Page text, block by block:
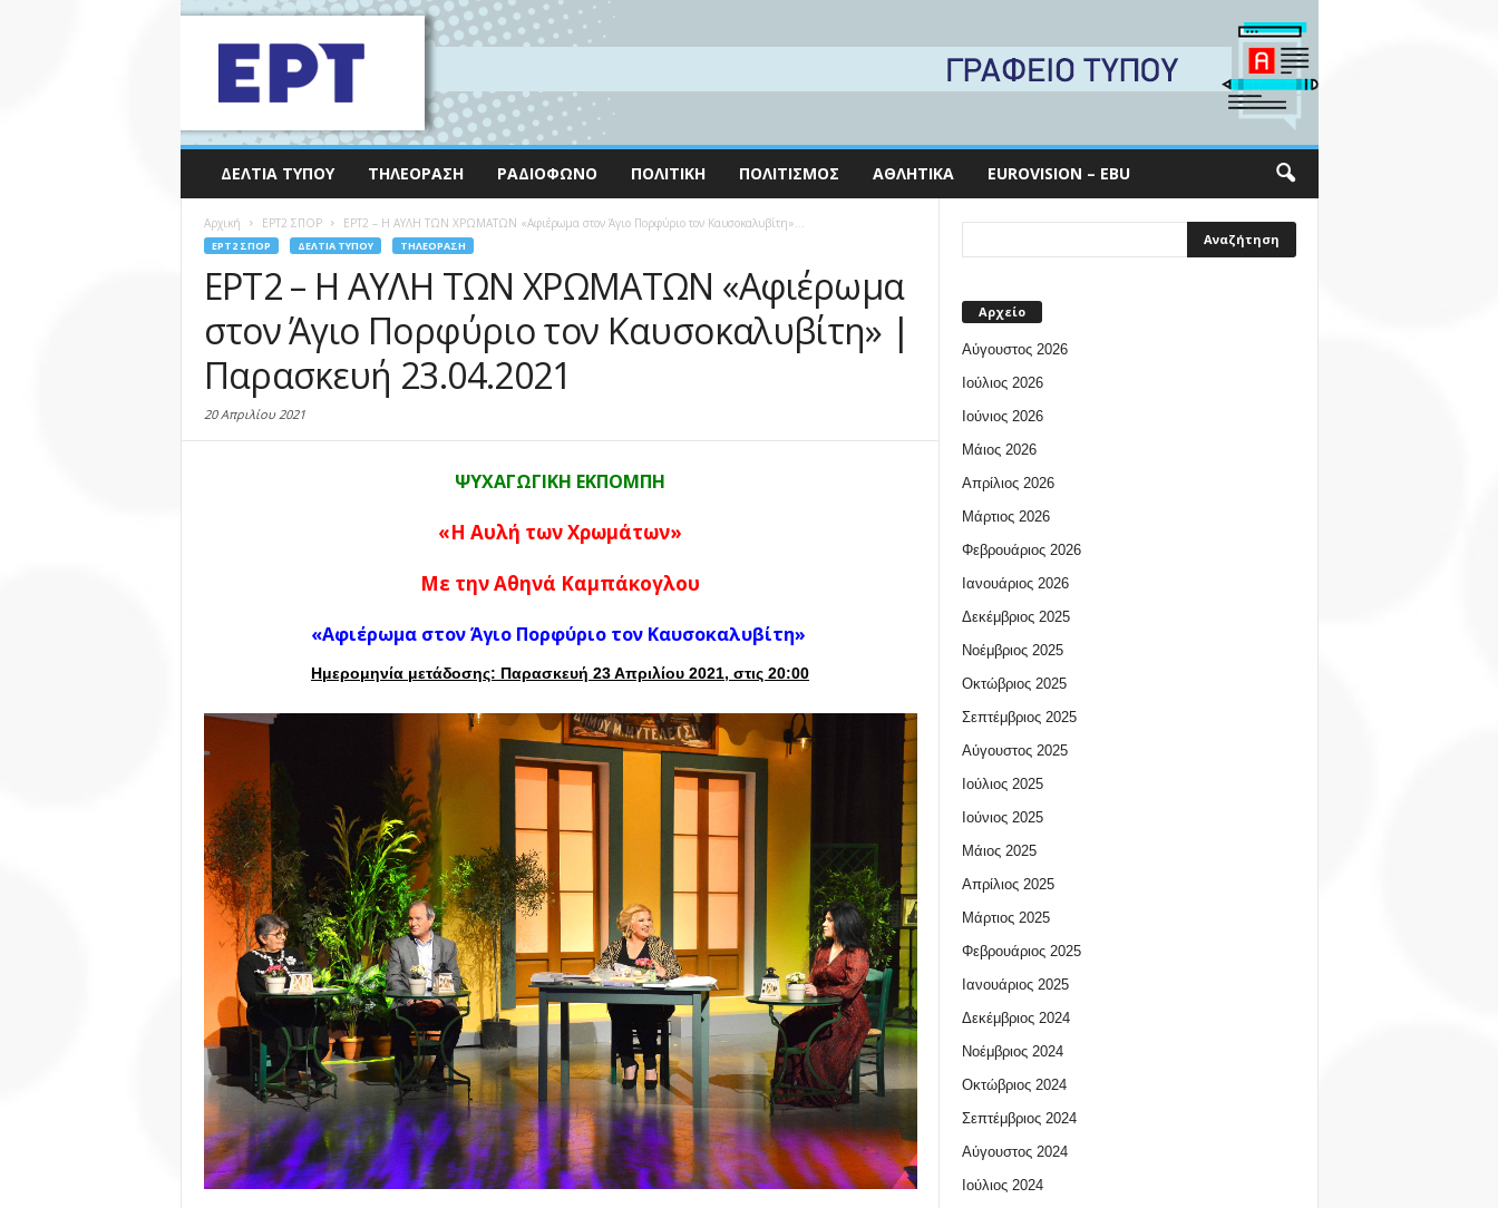
ΔΕΛΤΊΑ ΤΎΠΟΥ ΤΗΛΕΌΡΑΣΗ ΡΑΔΙΌΦΩΝΟ ΠΟΛΙΤΙΚΉ ΠΟΛΙΤΙΣΜΌΣ ΑΘΛΗΤΙΚΆ EUROVISION – EBU
Αρχική EΡΤ2 ΣΠΟΡ ΕΡΤ2 – Η ΑΥΛΗ ΤΩΝ ΧΡΩΜΑΤΩΝ «Αφιέρωμα στον Άγιο Πορφύριο τον Καυσοκαλυβίτη»...
EΡΤ2 ΣΠΟΡ ΔΕΛΤΊΑ ΤΎΠΟΥ ΤΗΛΕΌΡΑΣΗ
ΕΡΤ2 – Η ΑΥΛΗ ΤΩΝ ΧΡΩΜΑΤΩΝ «Αφιέρωμα
στον Άγιο Πορφύριο τον Καυσοκαλυβίτη» |
Παρασκευή 23.04.2021
20 Απριλίου 2021
ΨΥΧΑΓΩΓΙΚΗ ΕΚΠΟΜΠΗ
«Η Αυλή των Χρωμάτων»
Με την Αθηνά Καμπάκογλου
«Αφιέρωμα στον Άγιο Πορφύριο τον Καυσοκαλυβίτη»
Ημερομηνία μετάδοσης: Παρασκευή 23 Απριλίου 2021, στις 20:00
Αρχείο
Αύγουστος 2026
Ιούλιος 2026
Ιούνιος 2026
Μάιος 2026
Απρίλιος 2026
Μάρτιος 2026
Φεβρουάριος 2026
Ιανουάριος 2026
Δεκέμβριος 2025
Νοέμβριος 2025
Οκτώβριος 2025
Σεπτέμβριος 2025
Αύγουστος 2025
Ιούλιος 2025
Ιούνιος 2025
Μάιος 2025
Απρίλιος 2025
Μάρτιος 2025
Φεβρουάριος 2025
Ιανουάριος 2025
Δεκέμβριος 2024
Νοέμβριος 2024
Οκτώβριος 2024
Σεπτέμβριος 2024
Αύγουστος 2024
Ιούλιος 2024